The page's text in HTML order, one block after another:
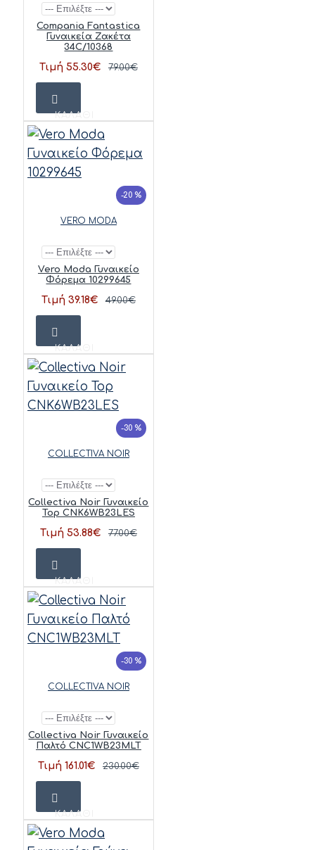
Compania Fantastica
Γυναικεία Ζακέτα
34C/10368
Τιμή 55.30€ 79.00€
ΚΑΛΆΘΙ
-20 %
VERO MODA
Vero Moda Γυναικείο
Φόρεμα 10299645
Τιμή 39.18€ 49.00€
ΚΑΛΆΘΙ
-30 %
COLLECTIVA NOIR
Collectiva Noir Γυναικείο
Top CNK6WB23LES
Τιμή 53.88€ 77.00€
ΚΑΛΆΘΙ
-30 %
COLLECTIVA NOIR
Collectiva Noir Γυναικείο
Παλτό CNC1WB23MLT
Τιμή 161.01€ 230.00€
ΚΑΛΆΘΙ